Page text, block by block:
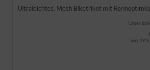
Ultraleichtes, Mesh Biketrikot mit
Unser
inkl. 19 %